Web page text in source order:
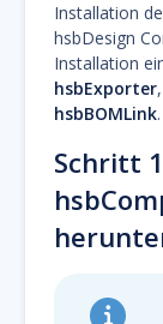
Installation
hsbDesign
Installation
hsbExporter,
hsbBOMLink.
Schritt